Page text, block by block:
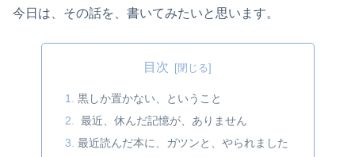
今日は、その話を、書いてみたいと思います。
目次
黒しか置かない、ということ
最近、休んだ記憶が、ありません
最近読んだ本に、ガツンと、やられました